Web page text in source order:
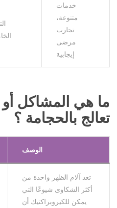
خدمات
متنوعة،
تجارب
مرضى
إيجابية
ما هي المشاكل أو
تعالج بالحجامة ؟
الوصف
تعد آلام الظهر واحدة من
أكثر الشكاوى شيوعًا التي
يمكن للكيروبراكتيك أن